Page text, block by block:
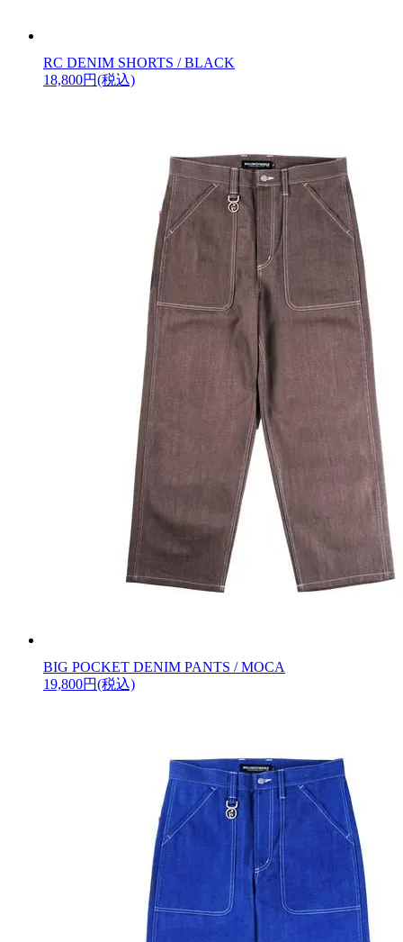
RC DENIM SHORTS / BLACK
18,800円(税込)
BIG POCKET DENIM PANTS / MOCA
19,800円(税込)